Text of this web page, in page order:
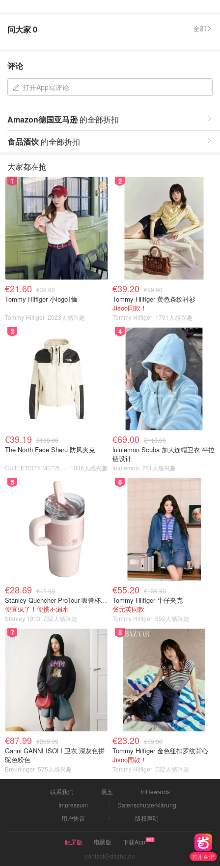
问大家0 全部
评论
打开App写评论
Amazon德国亚马逊的全部折扣
食品酒饮 的全部折扣
打开 APP
大家都在抢
1
€21.60 €39.90
Tommy Hilfiger 小logoT恤
Tommy Hilfiger 2023人感兴趣
2
€39.20 €99.90
Tommy Hilfiger 黄色条纹衬衫
Jisoo同款！
Tommy Hilfiger 1791人感兴趣
3
€39.19 €100.00
The North Face Sheru 防风夹克
1036人感兴趣
4
€69.00 €118.00
lululemon Scuba 加大连帽卫衣 半拉
链设计
lululemon 751人感兴趣
5
€28.69 €45.00
Stanley Quencher ProTour 吸管杯 0.59L
便宜疯了！便携不漏水
Stanley 1913 732人感兴趣
6
€55.20 €139.90
Tommy Hilfiger 牛仔夹克
张元英同款
Tommy Hilfiger 692人感兴趣
7
€87.99 €269.99
Ganni GANNI ISOLI 卫衣 深灰色拼
驼色粉色
Breuninger 575人感兴趣
8
€23.20 €59.90
Tommy Hilfiger 金色纽扣罗纹背心
Jisoo同款！
Tommy Hilfiger 532人感兴趣
联系我们 黑五
InRewards
Impressum
Datenschutzerklärung
用户协议
版权声明
触屏版 电脑版
下载App
contact@dazhe.de